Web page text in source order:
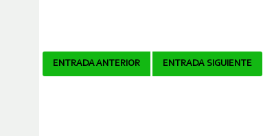
Navegador
ENTRADA ANTERIOR ENTRADA SIGUIENTE